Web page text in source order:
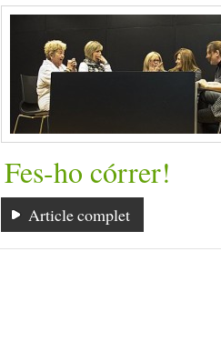
Fes-ho córrer!
Article complet